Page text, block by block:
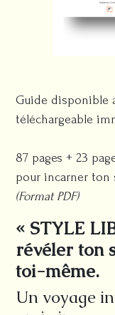
Guide disponible
téléchargeable
87 pages + 23
pour incarner ton
(Format PDF)
« STYLE
révéler ton
toi-même.
Un voyage